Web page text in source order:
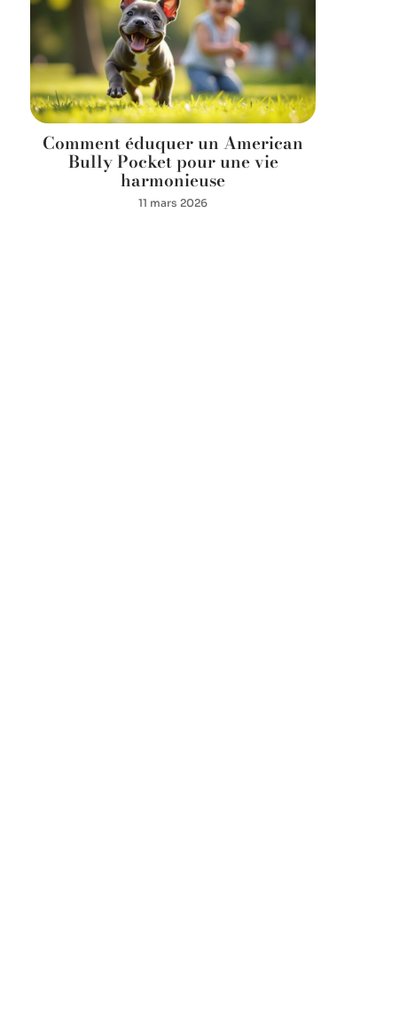
Comment éduquer un American
Bully Pocket pour une vie
harmonieuse
11 mars 2026